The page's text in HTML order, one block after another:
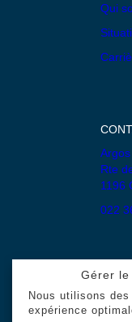
Qui
Rte
1196
022
Gérer le
Nous utilisons
expérience